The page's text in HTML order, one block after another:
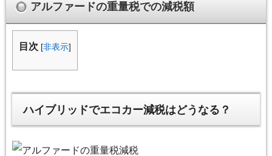
アルファードの重量税での減税額
目次 [非表示]
ハイブリッドでエコカー減税はどうなる？